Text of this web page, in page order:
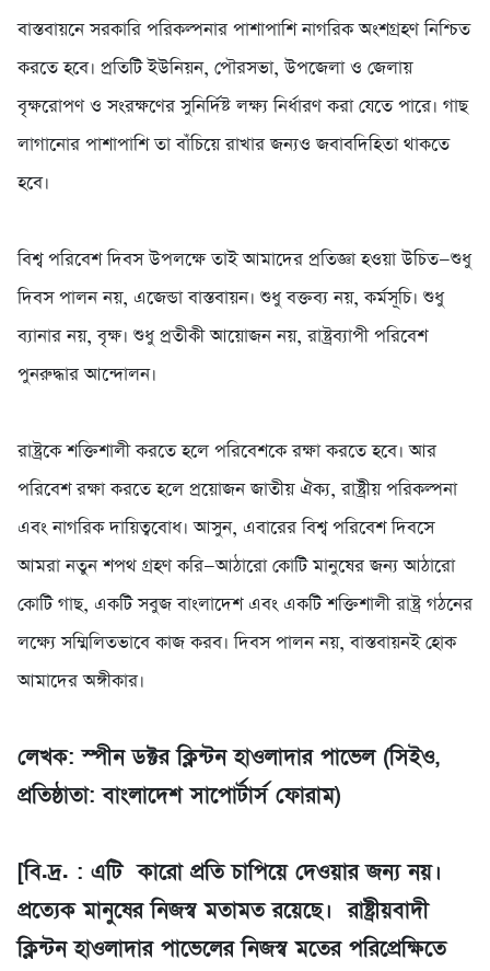
বাস্তবায়নে সরকারি পরিকল্পনার পাশাপাশি নাগরিক অংশগ্রহণ নিশ্চিত
করতে হবে। প্রতিটি ইউনিয়ন, পৌরসভা, উপজেলা ও জেলায়
বৃক্ষরোপণ ও সংরক্ষণের সুনির্দিষ্ট লক্ষ্য নির্ধারণ করা যেতে পারে। গাছ
লাগানোর পাশাপাশি তা বাঁচিয়ে রাখার জন্যও জবাবদিহিতা থাকতে
হবে।
‎বিশ্ব পরিবেশ দিবস উপলক্ষে তাই আমাদের প্রতিজ্ঞা হওয়া উচিত—শুধু
দিবস পালন নয়, এজেন্ডা বাস্তবায়ন। শুধু বক্তব্য নয়, কর্মসূচি। শুধু
ব্যানার নয়, বৃক্ষ। শুধু প্রতীকী আয়োজন নয়, রাষ্ট্রব্যাপী পরিবেশ
পুনরুদ্ধার আন্দোলন।
‎রাষ্ট্রকে শক্তিশালী করতে হলে পরিবেশকে রক্ষা করতে হবে। আর
পরিবেশ রক্ষা করতে হলে প্রয়োজন জাতীয় ঐক্য, রাষ্ট্রীয় পরিকল্পনা
এবং নাগরিক দায়িত্ববোধ। আসুন, এবারের বিশ্ব পরিবেশ দিবসে
আমরা নতুন শপথ গ্রহণ করি—আঠারো কোটি মানুষের জন্য আঠারো
কোটি গাছ, একটি সবুজ বাংলাদেশ এবং একটি শক্তিশালী রাষ্ট্র গঠনের
লক্ষ্যে সম্মিলিতভাবে কাজ করব। দিবস পালন নয়, বাস্তবায়নই হোক
আমাদের অঙ্গীকার।
লেখক: স্পীন ডক্টর ক্লিন্টন হাওলাদার পাভেল (সিইও,
প্রতিষ্ঠাতা: বাংলাদেশ সাপোর্টার্স ফোরাম)
‎[বি.দ্র. : এটি কারো প্রতি চাপিয়ে দেওয়ার জন্য নয়।
প্রত্যেক মানুষের নিজস্ব মতামত রয়েছে। রাষ্ট্রীয়বাদী
ক্লিন্টন হাওলাদার পাভেলের নিজস্ব মতের পরিপ্রেক্ষিতে